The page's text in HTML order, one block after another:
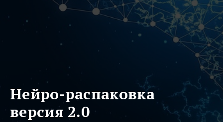
Нейро-распаковка
версия 2.0